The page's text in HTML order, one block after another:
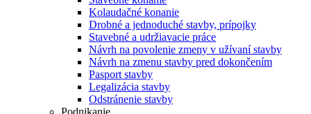
Kolaudačné konanie
Drobné a jednoduché stavby, prípojky
Stavebné a udržiavacie práce
Návrh na povolenie zmeny v užívaní stavby
Návrh na zmenu stavby pred dokončením
Pasport stavby
Legalizácia stavby
Odstránenie stavby
Podnikanie